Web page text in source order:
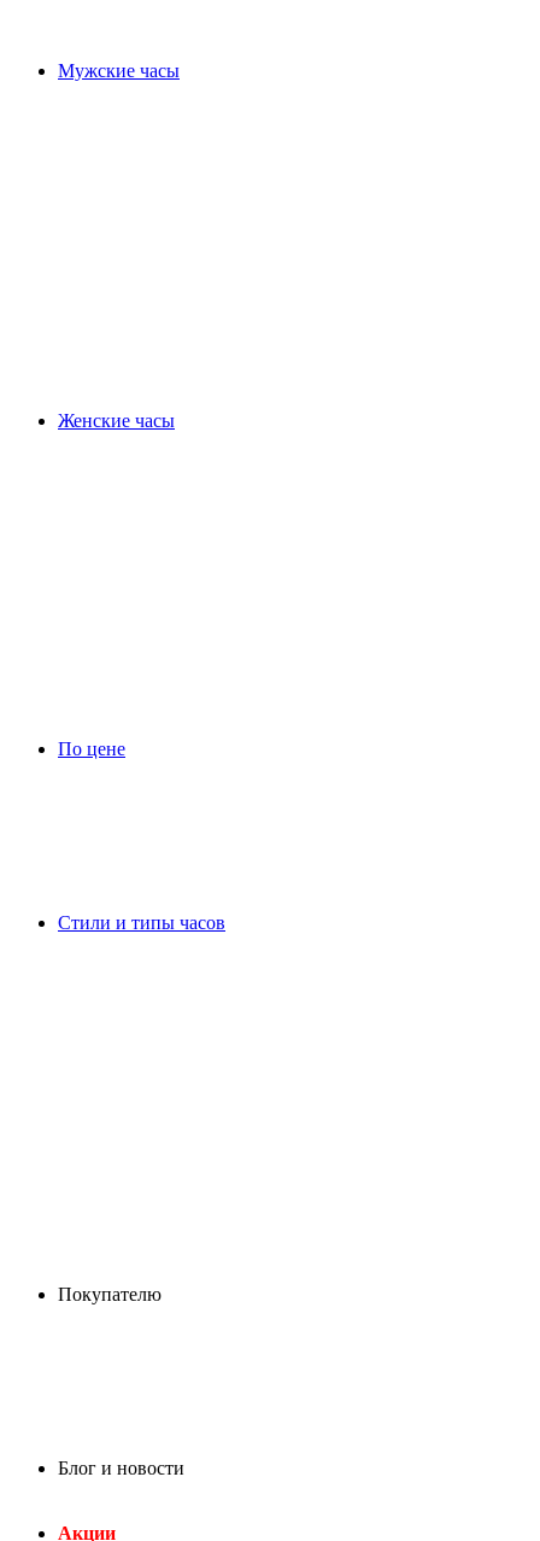
Мужские часы
Женские часы
По цене
Стили и типы часов
Покупателю
Блог и новости
Акции